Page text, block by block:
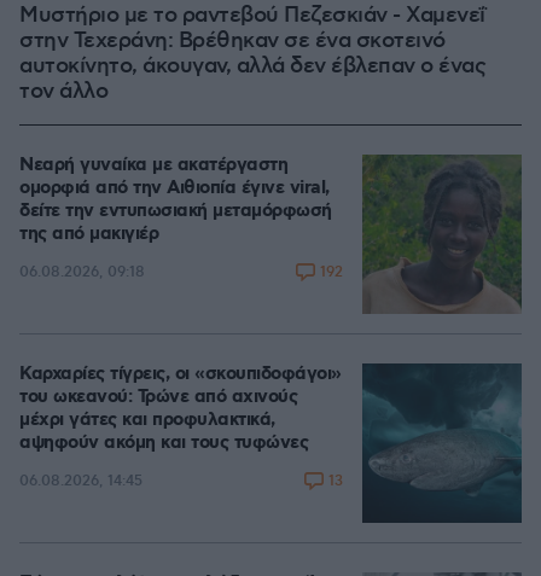
Μυστήριο με το ραντεβού Πεζεσκιάν - Χαμενεΐ
στην Τεχεράνη: Βρέθηκαν σε ένα σκοτεινό
αυτοκίνητο, άκουγαν, αλλά δεν έβλεπαν ο ένας
τον άλλο
Νεαρή γυναίκα με ακατέργαστη
ομορφιά από την Αιθιοπία έγινε viral,
δείτε την εντυπωσιακή μεταμόρφωσή
της από μακιγιέρ
06.08.2026, 09:18 192
Καρχαρίες τίγρεις, οι «σκουπιδοφάγοι»
του ωκεανού: Τρώνε από αχινούς
μέχρι γάτες και προφυλακτικά,
αψηφούν ακόμη και τους τυφώνες
06.08.2026, 14:45 13